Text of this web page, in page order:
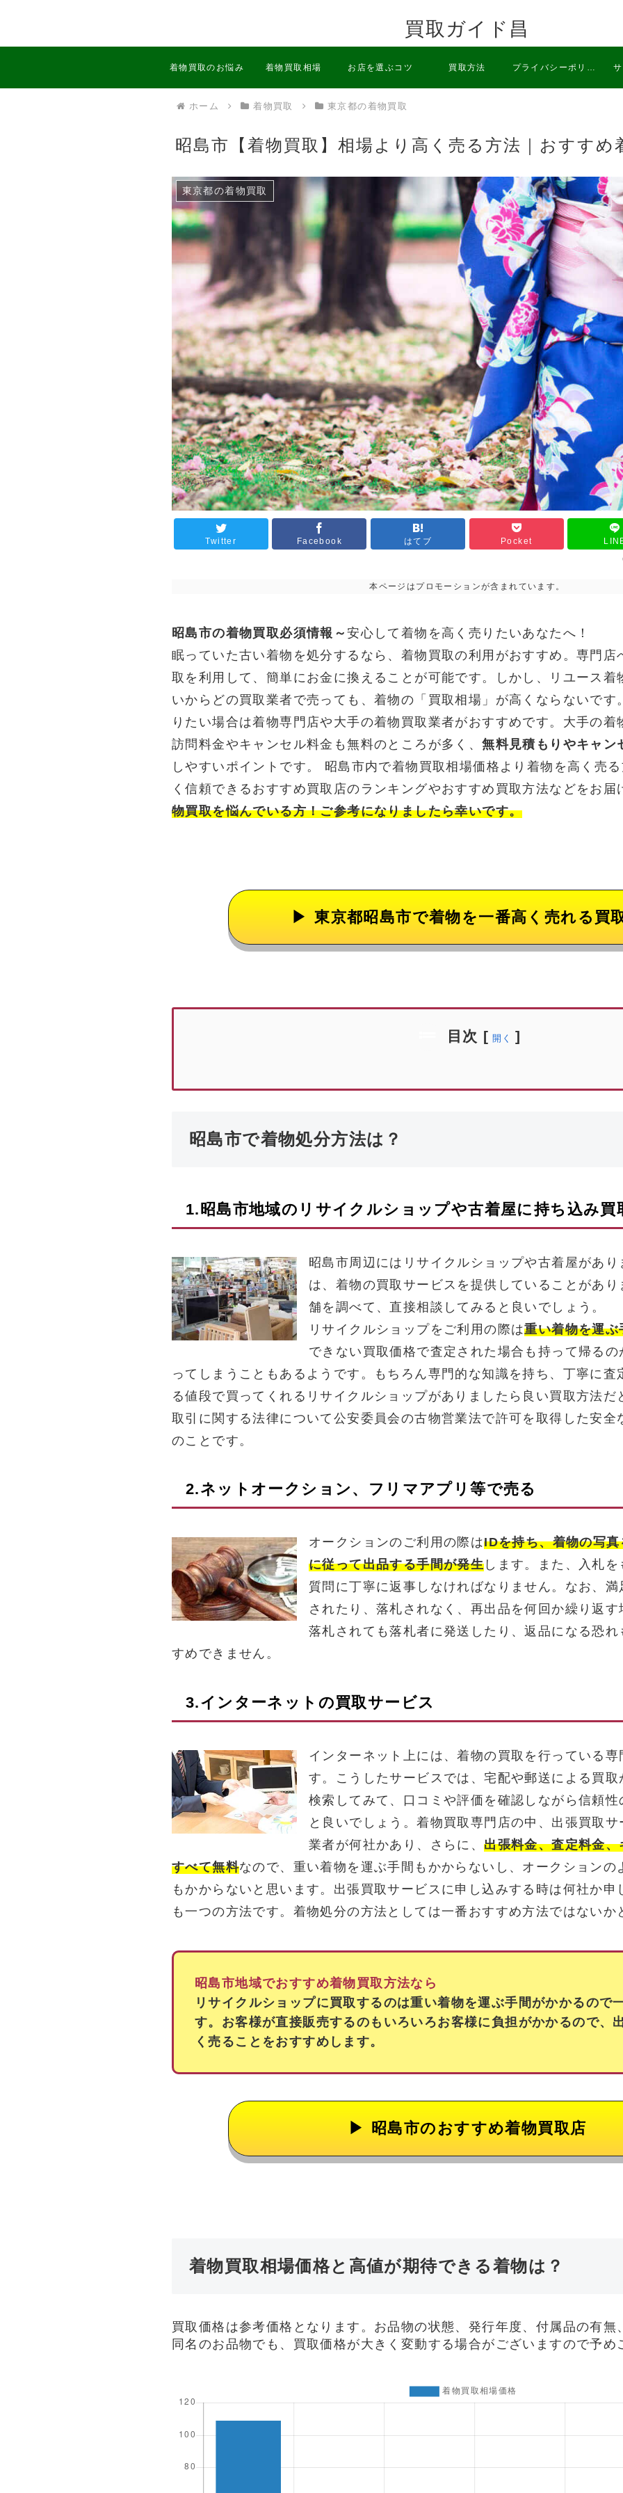
買取ガイド昌
着物買取のお悩み 着物買取相場 お店を選ぶコツ 買取方法 プライバシーポリシ
ホーム 着物買取 東京都の着物買取
昭島市【着物買取】相場より高く売る方法｜おすすめ
東京都の着物買取
Twitter Facebook はてブ Pocket
本ページはプロモーションが含まれています。
昭島市の着物買取必須情報～安心して着物を高く売りたいあなたへ！
眠っていた古い着物を処分するなら、着物買取の利用がおすすめ。専門店
取を利用して、簡単にお金に換えることが可能です。しかし、リユース着
いからどの買取業者で売っても、着物の「買取相場」が高くならないです
りたい場合は着物専門店や大手の着物買取業者がおすすめです。大手の着
訪問料金やキャンセル料金も無料のところが多く、無料見積もりやキャン
しやすいポイントです。 昭島市内で着物買取相場価格より着物を高く売
く信頼できるおすすめ買取店のランキングやおすすめ買取方法などをお届
物買取を悩んでいる方！ご参考になりましたら幸いです。
東京都昭島市で着物を一番高く売れる買
目次 [ 開く ]
昭島市で着物処分方法は？
1. 昭島市地域のリサイクルショップや古着屋に持ち込み買
昭島市周辺にはリサイクルショップや古着屋があ
は、着物の買取サービスを提供していることがあ
舗を調べて、直接相談してみると良いでしょう。
リサイクルショップをご利用の際は重い着物を運
できない買取価格で査定された場合も持って帰る
ってしまうこともあるようです。もちろん専門的な知識を持ち、丁寧に査
る値段で買ってくれるリサイクルショップがありましたら良い買取方法
取引に関する法律について公安委員会の古物営業法で許可を取得した安全
のことです。
2.ネットオークション、フリマアプリ等で売る
オークションのご利用の際はIDを持ち、着物の写
に従って出品する手間が発生 します。また、入札
質問に丁寧に返事しなければなりません。なお、
されたり、落札されなく、再出品を何回か繰り返
落札されても落札者に発送したり、返品になる恐
すめできません。
3.インターネットの買取サービス
インターネット上には、着物の買取を行っている
す。こうしたサービスでは、宅配や郵送による買
検索してみて、口コミや評価を確認しながら信頼
と良いでしょう。着物買取専門店の中、出張買取
業者が何社かあり、さらに、出張料金、査定料金
すべて無料なので、重い着物を運ぶ手間もかからないし、オークションの
もかからないと思います。出張買取サービスに申し込みする時は何社か申
も一つの方法です。着物処分の方法としては一番おすすめ方法ではないか
昭島市地域でおすすめ着物買取方法なら
リサイクルショップに買取するのは重い着物を運ぶ手間がかかるので
す。お客様が直接販売するのもいろいろお客様に負担がかかるので、
く売ることをおすすめします。
昭島市のおすすめ着物買取店
着物買取相場価格と高値が期待できる着物は？
買取価格は参考価格となります。お品物の状態、発行年度、付属品の有無
同名のお品物でも、買取価格が大きく変動する場合がございますので予め